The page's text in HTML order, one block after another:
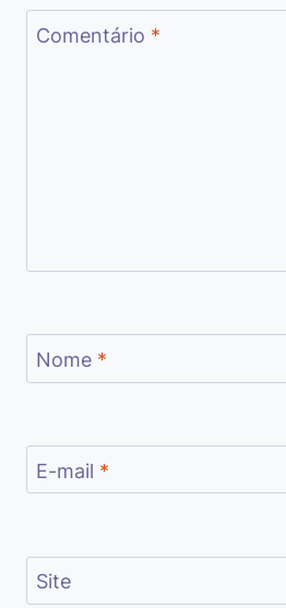
Comentário *
Nome *
E-mail *
Site